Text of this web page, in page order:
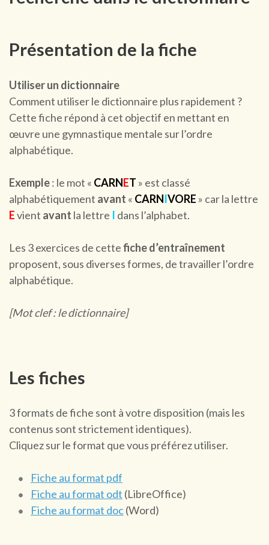
Présentation de la fiche
Utiliser un dictionnaire
Comment utiliser le dictionnaire plus rapidement ?
Cette fiche répond à cet objectif en mettant en
œuvre une gymnastique mentale sur l’ordre
alphabétique.
Exemple: le mot « CARNET » est classé
alphabétiquement avant « CARNIVORE » car la lettre
Evient avant la lettre I dans l’alphabet.
Les 3 exercices de cettefiche d’entraînement
proposent, sous diverses formes, de travailler l’ordre
alphabétique.
[Mot clef : le dictionnaire]
Les fiches
3 formats de fiche sont à votre disposition (mais les
contenus sont strictement identiques).
Cliquez sur le format que vous préférez utiliser.
Fiche au format pdf
Fiche au format odt (LibreOffice)
Fiche au format doc(Word)